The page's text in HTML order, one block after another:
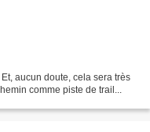
aucun doute, cela sera très
comme piste de trail...